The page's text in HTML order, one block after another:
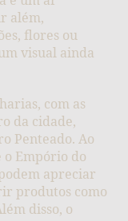
além,
flores ou
visual ainda
com as
da cidade,
Penteado. Ao
o Empório do
apreciar
produtos como
disso, o